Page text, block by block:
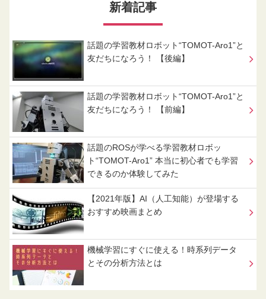
新着記事
話題の学習教材ロボット“TOMOT-Aro1”と
友だちになろう！ 【後編】
話題の学習教材ロボット“TOMOT-Aro1”と
友だちになろう！ 【前編】
話題のROSが学べる学習教材ロボッ
ト“TOMOT-Aro1” 本当に初心者でも学習
できるのか体験してみた
【2021年版】AI（人工知能）が登場する
おすすめ映画まとめ
機械学習にすぐに使える！時系列データ
とその分析方法とは